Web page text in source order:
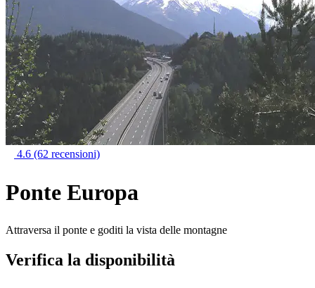
4.6 (62 recensioni)
Ponte Europa
Attraversa il ponte e goditi la vista delle montagne
Verifica la disponibilità